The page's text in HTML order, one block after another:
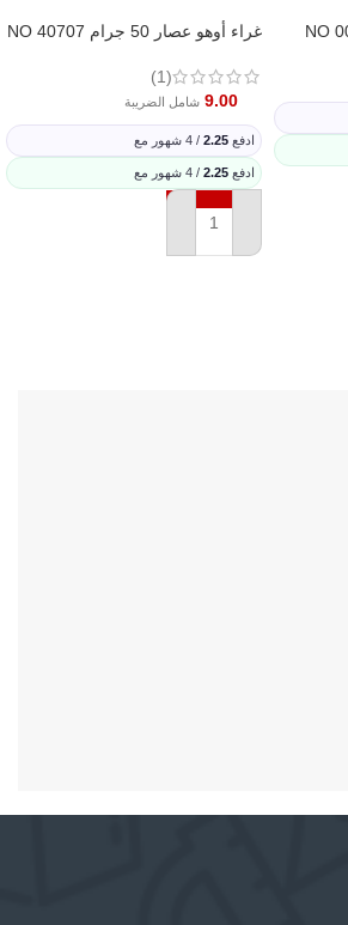
غراء أوهو عصار 50 جرام NO 40707
(1)
9.00 شامل الضريبة
ادفع 2.25 / 4 شهور مع
ادفع 2.25 / 4 شهور مع
إضافة إلى السلة